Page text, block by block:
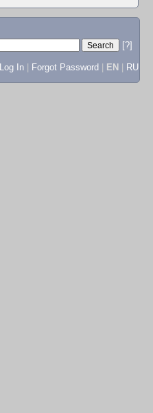
[?]
Log In Forgot Password EN RU